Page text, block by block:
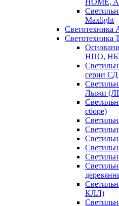
HOME,
Maxlight
Светотехника
НПО,
серии СД
Лыжи
сборе)
КЛЛ)